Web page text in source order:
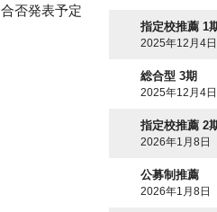
合否発表予定
指定校推薦 1
2025年12月4
総合型 3期
2025年12月4
指定校推薦 2
2026年1月8日
公募制推薦
2026年1月8日